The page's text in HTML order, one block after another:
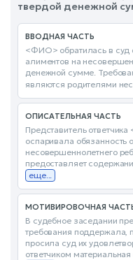
твердой денежной
ВВОДНАЯ ЧАСТЬ
<ФИО> обратилась в
алиментов на
денежной сумме.
являются родителями
ОПИСАТЕЛЬНАЯ ЧАСТЬ
Представитель
оспаривала обязанность
несовершеннолетнего
предоставляет
еще...
МОТИВИРОВОЧНАЯ
В судебное заседании
требования поддержала,
просила суд их
ответчиком